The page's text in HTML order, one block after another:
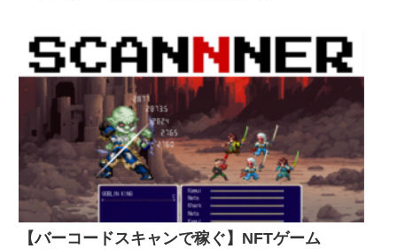
【バーコードスキャンで稼ぐ】NFTゲーム